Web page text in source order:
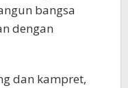
bangsa
dengan
dan kampret,